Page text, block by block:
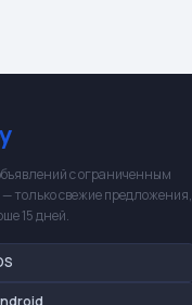
с ограниченным
только свежие предложения,
15 дней.